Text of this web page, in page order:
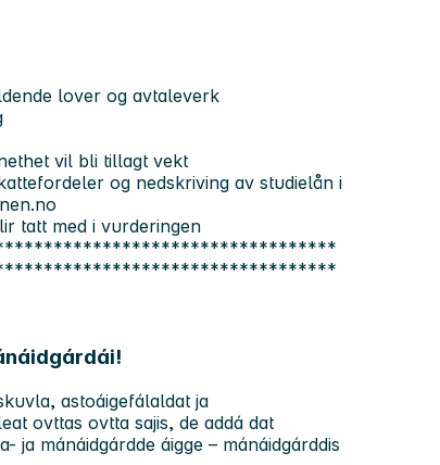
lover og avtaleverk
vil bli tillagt vekt
og nedskriving av studielån i
tatt med i vurderingen
astoáigefálaldat ja
ovttas ovtta sajis, de addá dat
mánáidgárdde áigge – mánáidgárddis